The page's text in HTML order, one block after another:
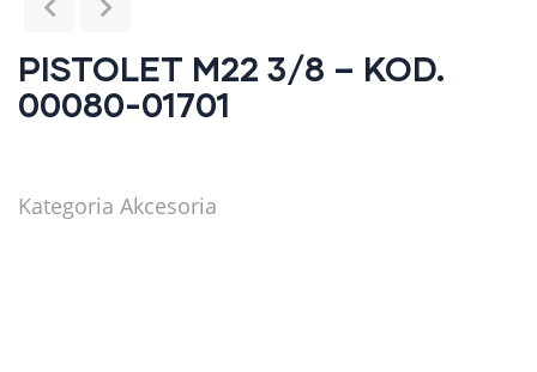
PISTOLET M22 3/8 – KOD.
00080-01701
Kategoria Akcesoria